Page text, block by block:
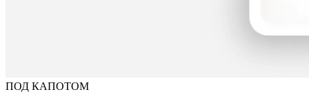
ПОД КАПОТОМ